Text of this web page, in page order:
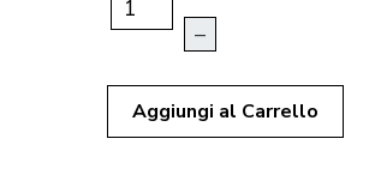
–
Aggiungi al Carrello